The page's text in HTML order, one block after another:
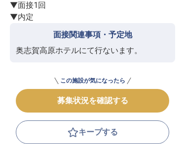
▼面接1回
▼内定
面接関連事項・予定地
奥志賀高原ホテルにて行ないます。
この施設が気になったら
募集状況を確認する
キープする